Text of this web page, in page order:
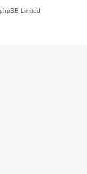
Limited